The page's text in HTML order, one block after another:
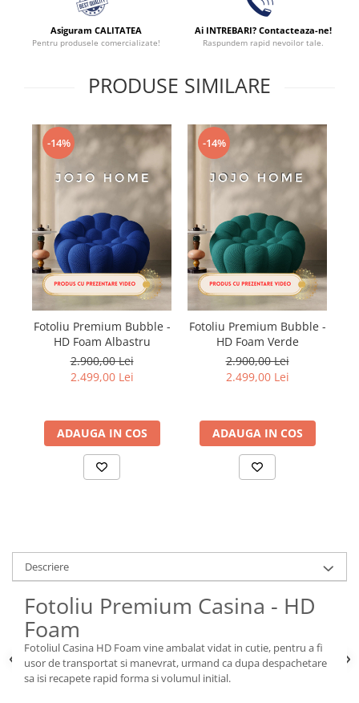
Asiguram CALITATEA
Pentru produsele comercializate!
Ai INTREBARI? Contacteaza-ne!
Raspundem rapid nevoilor tale.
PRODUSE SIMILARE
-14%
Fotoliu Premium Bubble -
HD Foam Albastru
2.900,00 Lei
2.499,00 Lei
ADAUGA IN COS
-14%
Fotoliu Premium Bubble -
HD Foam Verde
2.900,00 Lei
2.499,00 Lei
ADAUGA IN COS
Descriere
Fotoliu Premium Casina - HD
Foam
Fotoliul Casina HD Foam vine ambalat vidat in cutie, pentru a fi
usor de transportat si manevrat, urmand ca dupa despachetare
sa isi recapete rapid forma si volumul initial.